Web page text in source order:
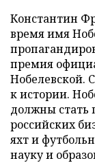
Константин
время имя
премия
Нобелевской.
к истории.
должны стать
российских
яхт и
науку и